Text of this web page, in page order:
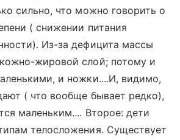
сильно, что можно говорить о
( снижении питания
Из-за дефицита массы
жировой слой; потому и
и ножки....И, видимо,
( что вообще бывает редко),
маленьким.... Второе: дети
телосложения. Существует